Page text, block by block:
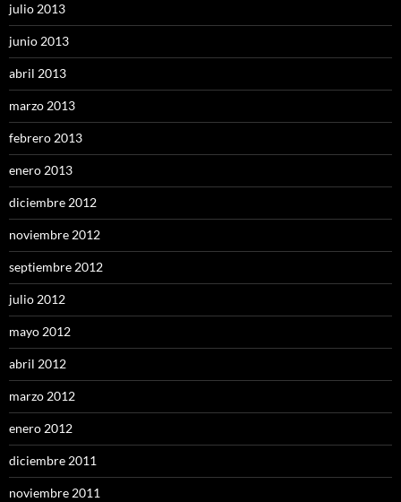
julio 2013
junio 2013
abril 2013
marzo 2013
febrero 2013
enero 2013
diciembre 2012
noviembre 2012
septiembre 2012
julio 2012
mayo 2012
abril 2012
marzo 2012
enero 2012
diciembre 2011
noviembre 2011